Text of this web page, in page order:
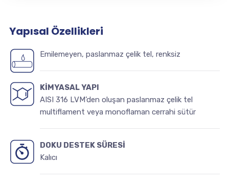
Yapısal Özellikleri
Emilemeyen, paslanmaz çelik tel, renksiz
KİMYASAL YAPI
AISI 316 LVM’den oluşan paslanmaz çelik tel
multiflament veya monoflaman cerrahi sütür
DOKU DESTEK SÜRESİ
Kalıcı